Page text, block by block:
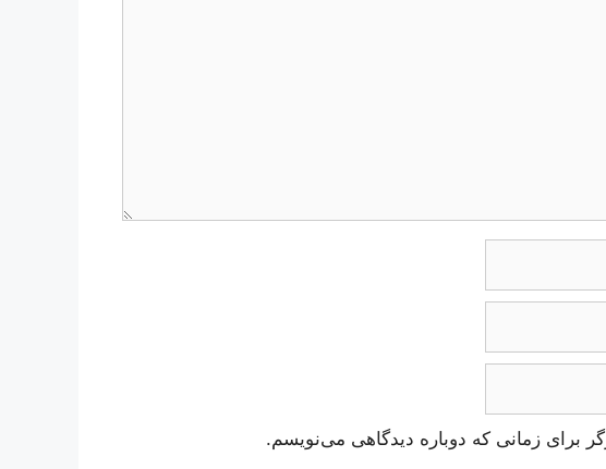
برای زمانی که دوباره دیدگاهی می‌نویسم.